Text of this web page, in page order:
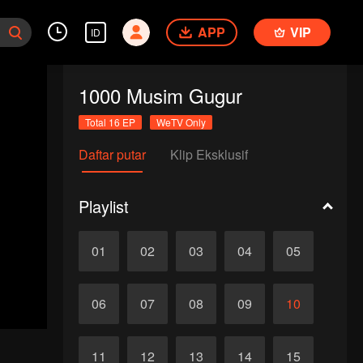
ID APP VIP
1000 Musim Gugur
Total 16 EP WeTV Only
Daftar putar Klip Eksklusif
Playlist
01 02 03 04 05
06 07 08 09 10
11 12 13 14 15